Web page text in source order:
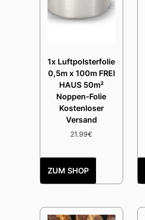
1x Luftpolsterfolie
0,5m x 100m FREI
HAUS 50m²
Noppen-Folie
Kostenloser
Versand
21.99€
ZUM SHOP